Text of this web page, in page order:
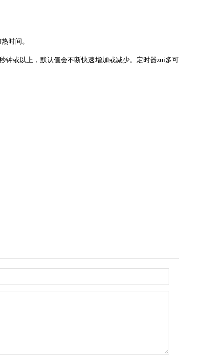
时间。
钟或以上，默认值会不断快速增加或减少。定时器zui多可